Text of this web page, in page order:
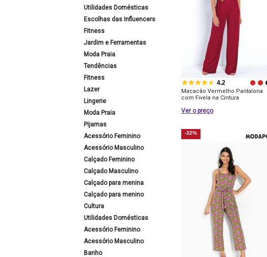
Utilidades Domésticas
Escolhas das Influencers
Fitness
Jardim e Ferramentas
Moda Praia
Tendências
Fitness
Lazer
Lingerie
Moda Praia
Pijamas
Acessório Feminino
Acessório Masculino
Calçado Feminino
Calçado Masculino
Calçado para menina
Calçado para menino
Cultura
Utilidades Domésticas
Acessório Feminino
Acessório Masculino
Banho
4.2
Macacão Vermelho Pantalona
com Fivela na Cintura
Ver o preço
-32%